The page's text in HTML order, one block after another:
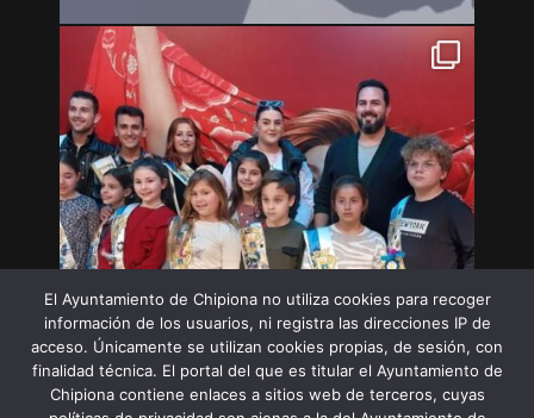
El Ayuntamiento de Chipiona no utiliza cookies para recoger
información de los usuarios, ni registra las direcciones IP de
acceso. Únicamente se utilizan cookies propias, de sesión, con
finalidad técnica. El portal del que es titular el Ayuntamiento de
Chipiona contiene enlaces a sitios web de terceros, cuyas